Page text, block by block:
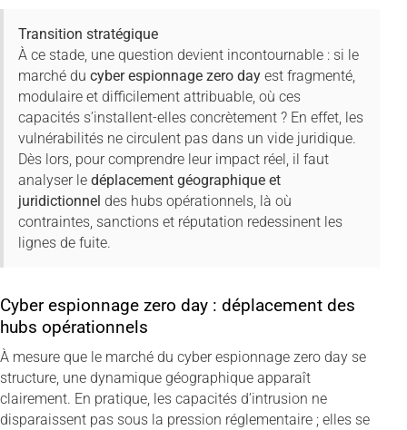
Transition stratégique
À ce stade, une question devient incontournable : si le
marché du cyber espionnage zero day est fragmenté,
modulaire et difficilement attribuable, où ces
capacités s’installent-elles concrètement ? En effet, les
vulnérabilités ne circulent pas dans un vide juridique.
Dès lors, pour comprendre leur impact réel, il faut
analyser le déplacement géographique et
juridictionnel des hubs opérationnels, là où
contraintes, sanctions et réputation redessinent les
lignes de fuite.
Cyber espionnage zero day : déplacement des
hubs opérationnels
À mesure que le marché du cyber espionnage zero day se
structure, une dynamique géographique apparaît
clairement. En pratique, les capacités d’intrusion ne
disparaissent pas sous la pression réglementaire ; elles se